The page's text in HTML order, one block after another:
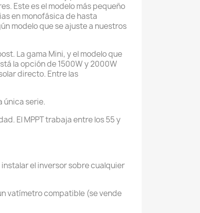
Este es el modelo más pequeño
en monofásica de hasta
modelo que se ajuste a nuestros
La gama Mini, y el modelo que
la opción de 1500W y 2000W
directo. Entre las
única serie.
El MPPT trabaja entre los 55 y
el inversor sobre cualquier
vatímetro compatible (se vende